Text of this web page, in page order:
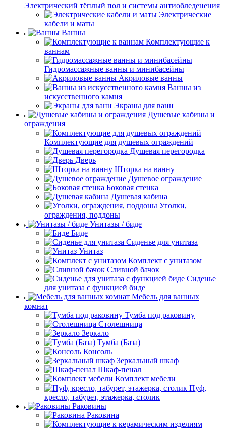
Электрический тёплый пол и системы антиобледенения
Электрические
кабели и маты
Ванны
Комплектующие к
ваннам
Гидромассажные ванны и минибасейны
Акриловые ванны
Ванны из
искусственного камня
Экраны для ванн
Душевые кабины и
ограждения
Комплектующие для душевых ограждений
Душевая перегородка
Дверь
Шторка на ванну
Душевое ограждение
Боковая стенка
Душевая кабина
Уголки,
ограждения, поддоны
Унитазы / биде
Биде
Сиденье для унитаза
Унитаз
Комплект с унитазом
Сливной бачок
Сиденье
для унитаза с функцией биде
Мебель для ванных
комнат
Тумба под раковину
Столешница
Зеркало
Тумба (База)
Консоль
Зеркальный шкаф
Шкаф-пенал
Комплект мебели
Пуф,
кресло, табурет, этажерка, столик
Раковины
Раковина